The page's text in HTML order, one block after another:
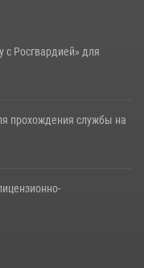
с Росгвардией» для
прохождения службы на